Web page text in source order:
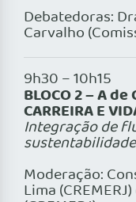
Debatedoras:
Carvalho
9h30 – 10h15
BLOCO 2 – A de
CARREIRA E
Integração de
Moderação:
Lima